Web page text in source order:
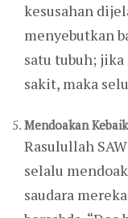
kesusahan
menyebutkan
satu tubuh;
sakit, maka
Mendoakan
Rasulullah
selalu
saudara